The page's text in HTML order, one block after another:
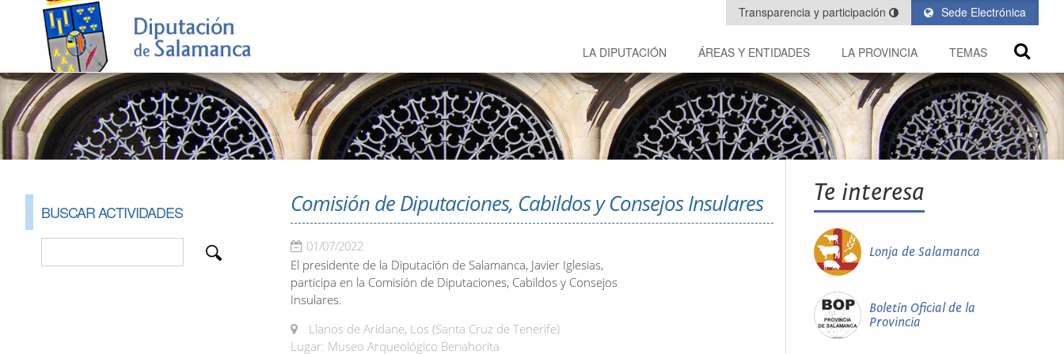
Sede Electrónica
Transparencia y participación
LA DIPUTACIÓN ÁREAS Y ENTIDADES LA PROVINCIA TEMAS
BUSCAR ACTIVIDADES Comisión de Diputaciones, Cabildos y Consejos Insulares
01/07/2022
El presidente de la Diputación de Salamanca, Javier Iglesias,
participa en la Comisión de Diputaciones, Cabildos y Consejos
Insulares.
Llanos de Aridane, Los (Santa Cruz de Tenerife)
Lugar: Museo Arqueológico Benahorita
Te interesa
Lonja de Salamanca
Boletín Oficial de la
Provincia